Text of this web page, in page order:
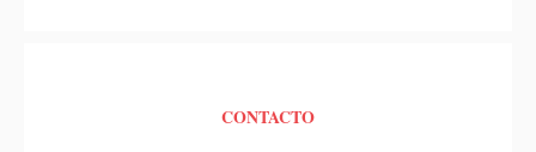
CONTACTO